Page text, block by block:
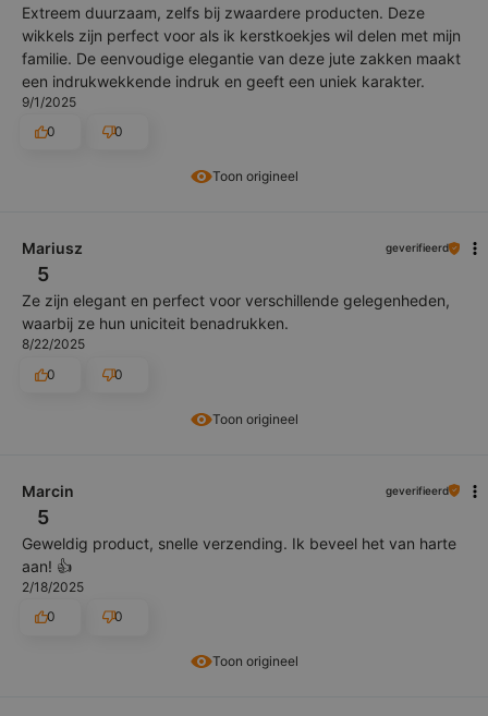
Toon origineel
Extreem duurzaam, zelfs bij zwaardere producten. Deze
wikkels zijn perfect voor als ik kerstkoekjes wil delen met mijn
familie. De eenvoudige elegantie van deze jute zakken maakt
een indrukwekkende indruk en geeft een uniek karakter.
9/1/2025
0
0
Toon origineel
Mariusz geverifieerd
5
Ze zijn elegant en perfect voor verschillende gelegenheden,
waarbij ze hun uniciteit benadrukken.
8/22/2025
0
0
Toon origineel
Marcin geverifieerd
5
Geweldig product, snelle verzending. Ik beveel het van harte
aan! 👍️
2/18/2025
0
0